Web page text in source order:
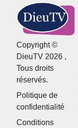
Copyright ©
DieuTV 2026 ,
Tous droits
réservés.
Politique de
confidentialité
Conditions